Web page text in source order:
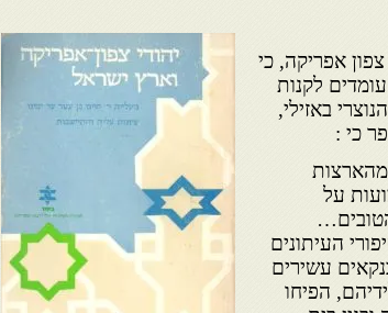
אפריקה, כי
עומדים לקנות
באזילי,
מהארצות
על
העיתונים
עשירים
הפיחו